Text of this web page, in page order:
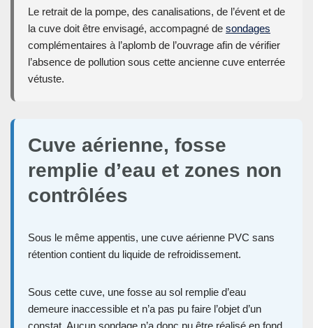
Le retrait de la pompe, des canalisations, de l’évent et de
la cuve doit être envisagé, accompagné de sondages
complémentaires à l’aplomb de l’ouvrage afin de vérifier
l’absence de pollution sous cette ancienne cuve enterrée
vétuste.
Cuve aérienne, fosse
remplie d’eau et zones non
contrôlées
Sous le même appentis, une cuve aérienne PVC sans
rétention contient du liquide de refroidissement.
Sous cette cuve, une fosse au sol remplie d’eau
demeure inaccessible et n’a pas pu faire l’objet d’un